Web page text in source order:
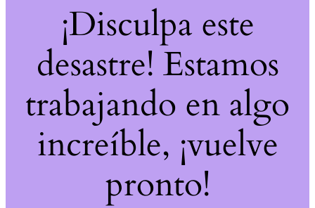
¡Disculpa este
desastre! Estamos
trabajando en algo
increíble, ¡vuelve
pronto!